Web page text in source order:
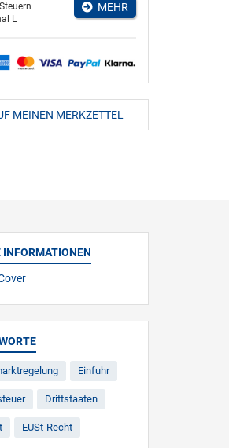
L
MEHR
MEINEN MERKZETTEL
INFORMATIONEN
Einfuhr
Drittstaaten
EUSt-Recht